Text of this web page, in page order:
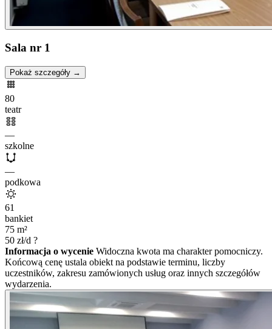
Sala nr 1
Pokaż szczegóły →
80
teatr
—
szkolne
—
podkowa
61
bankiet
75 m²
50 zł/d ?
Informacja o wycenie Widoczna kwota ma charakter pomocniczy.
Końcową cenę ustala obiekt na podstawie terminu, liczby
uczestników, zakresu zamówionych usług oraz innych szczegółów
wydarzenia.